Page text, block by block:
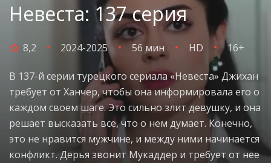
Невеста: 137 серия
8,2 2024-2025 56 мин HD 16+
В 137-й серии турецкого сериала «Невеста» Джихан
требует от Ханчер, чтобы она информировала его о
каждом своем шаге. Это сильно злит девушку, и она
решает высказать все, что о нем думает. Конечно,
это не нравится мужчине, и между ними начинается
конфликт. Дерья звонит Мукаддер и требует от нее